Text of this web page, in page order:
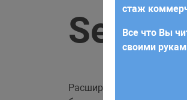
Server
Расширение
стаж
Все что Вы
своими